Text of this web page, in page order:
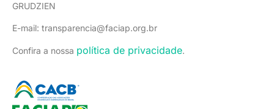
GRUDZIEN
E-mail: transparencia@faciap.org.br
Confira a nossa política de privacidade.